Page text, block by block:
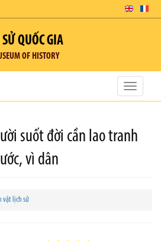
QUỐC GIA
OF HISTORY
Toggle
suốt đời cần lao tranh
vì dân
vật lịch sử